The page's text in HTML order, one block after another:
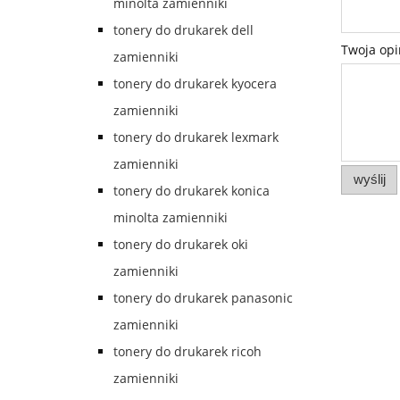
tonery do drukarek dell
zamienniki
tonery do drukarek kyocera
zamienniki
tonery do drukarek lexmark
zamienniki
tonery do drukarek konica
minolta zamienniki
tonery do drukarek oki
zamienniki
tonery do drukarek panasonic
zamienniki
tonery do drukarek ricoh
zamienniki
Twoja
wyślij